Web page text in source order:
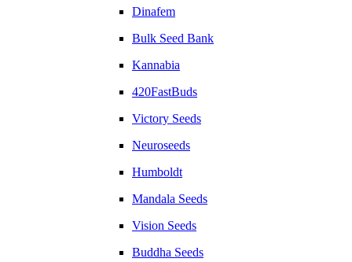
Dinafem
Bulk Seed Bank
Kannabia
420FastBuds
Victory Seeds
Neuroseeds
Humboldt
Mandala Seeds
Vision Seeds
Buddha Seeds